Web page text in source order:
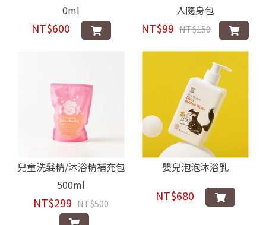
0ml
NT$600
入隨身包
NT$99 NT$150
兒童洗髮精/沐浴精補充包
500ml
NT$299 NT$500
嬰兒泡泡沐浴乳
NT$680